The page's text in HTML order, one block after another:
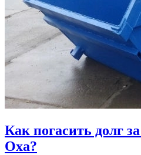
Как погасить долг
Оха?